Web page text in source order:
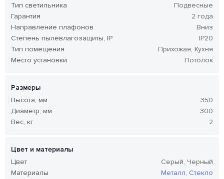
Тип светильника
Подвесные
Гарантия
2 года
Направление плафонов
Вниз
Степень пылевлагозащиты, IP
IP20
Тип помещения
Прихожая, Кухня
Место установки
Потолок
Размеры
Высота, мм
350
Диаметр, мм
300
Вес, кг
2
Цвет и материалы
Цвет
Серый, Черный
Материалы
Металл, Стекло